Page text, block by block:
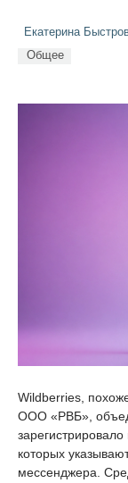
Екатерина
Общее
Wildberries,
ООО «РВБ»,
которых
мессенджера.